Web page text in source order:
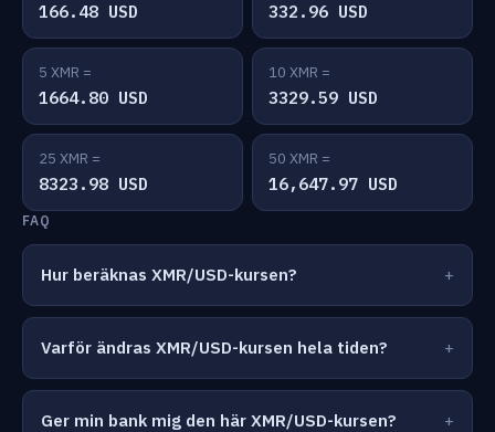
166.48 USD 332.96 USD
5 XMR =
1664.80 USD
10 XMR =
3329.59 USD
25 XMR =
8323.98 USD
50 XMR =
16,647.97 USD
FAQ
Hur beräknas XMR/USD-kursen?
Varför ändras XMR/USD-kursen hela tiden?
Ger min bank mig den här XMR/USD-kursen?